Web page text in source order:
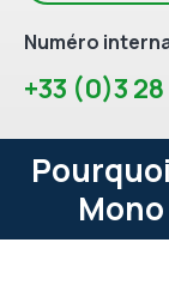
Numéro
+33 (0)3